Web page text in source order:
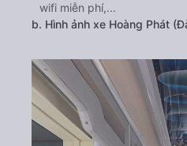
wifi miễn phí,...
b. Hình ảnh xe Hoàng Phát